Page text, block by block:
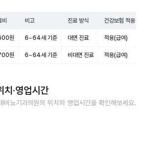
비고 진료 방식 건강보험 적용
원 6~64세 기준 대면 진료 적용(급여)
원 6~64세 기준 비대면 진료 적용(급여)
치·영업시간
비뇨기과의원의 위치와 영업시간을 확인해보세요.